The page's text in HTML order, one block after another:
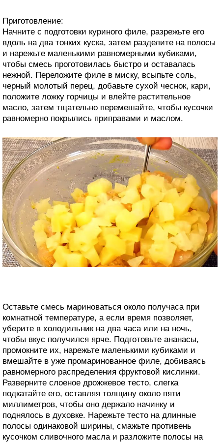
Приготовление:
Начните с подготовки куриного филе, разрежьте его
вдоль на два тонких куска, затем разделите на полосы
и нарежьте маленькими равномерными кубиками,
чтобы смесь проготовилась быстро и оставалась
нежной. Переложите филе в миску, всыпьте соль,
черный молотый перец, добавьте сухой чеснок, кари,
положите ложку горчицы и влейте растительное
масло, затем тщательно перемешайте, чтобы кусочки
равномерно покрылись приправами и маслом.
Оставьте смесь мариноваться около получаса при
комнатной температуре, а если время позволяет,
уберите в холодильник на два часа или на ночь,
чтобы вкус получился ярче. Подготовьте ананасы,
промокните их, нарежьте маленькими кубиками и
вмешайте в уже промаринованное филе, добиваясь
равномерного распределения фруктовой кислинки.
Разверните слоеное дрожжевое тесто, слегка
подкатайте его, оставляя толщину около пяти
миллиметров, чтобы оно держало начинку и
поднялось в духовке. Нарежьте тесто на длинные
полосы одинаковой ширины, смажьте противень
кусочком сливочного масла и разложите полосы на